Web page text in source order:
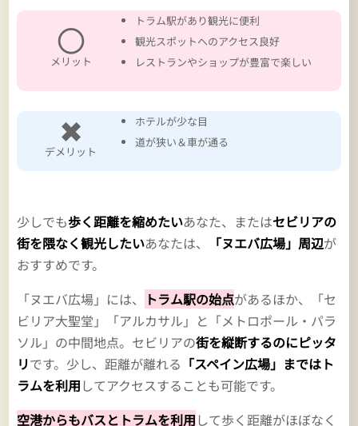
〇
メリット
トラム駅があり観光に便利
観光スポットへのアクセス良好
レストランやショップが豊富で楽しい
✖
デメリット
ホテルが少な目
道が狭い＆車が通る
少しでも歩く距離を縮めたいあなた、またはセビリアの
街を隈なく観光したいあなたは、 「ヌエバ広場」周辺が
おすすめです。
「ヌエバ広場」には、
トラム駅の始点があるほか、「セ
ビリア大聖堂」「アルカサル」と「メトロポール・パラ
ソル」の中間地点。セビリアの街を縦断するのにピッタ
リです。少し、距離が離れる 「スペイン広場」まではト
ラムを利用してアクセスすることも可能です。
空港からもバスとトラムを利用して歩く距離がほぼなく